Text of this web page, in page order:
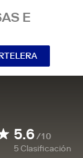
E
5.6/10
5Clasificación